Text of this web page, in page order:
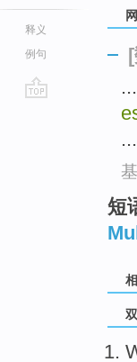
释义
例句
...
短